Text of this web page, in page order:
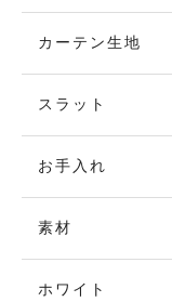
カーテン生地
スラット
お手入れ
素材
ホワイト